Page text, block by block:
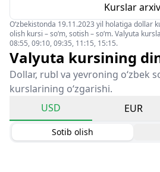
Kurslar
O‘zbekistonda 19.11.2023 yil holatiga dollar
olish kursi – so‘m, sotish – so‘m. Valyuta
08:55, 09:10, 09:35, 11:15, 15:15.
Valyuta kursining
Dollar, rubl va yevroning o‘zbek
kurslarining o‘zgarishi.
USD
EUR
Sotib olish